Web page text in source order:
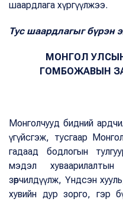
шаардлага хүргүүлжээ.
Тус шаардлагыг бүрэн
МОНГОЛ
ГОМБОЖАВЫН
Монголчууд бидний
үгүйсгэж, тусгаар
гадаад бодлогын
мэдэл хуваарилалтын
зөрчилдүүлж, Үндсэн
хувийн дур зорго, гэр